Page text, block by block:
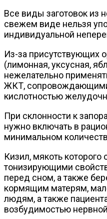
Все виды заготовок из
свежем виде нельзя
индивидуальной
Из-за присутствующих
(лимонная, уксусная,
нежелательно
ЖКТ,
кислотностью
При склонности к
нужно включать в
минимальном
Кизил, мякоть
тонизирующими
перед сном, а также
кормящим матерям,
людям, а также
возбудимостью